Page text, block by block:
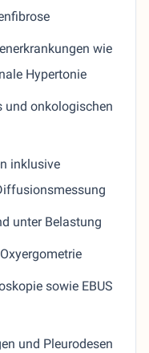
wie
Hypertonie
und onkologischen
inklusive
unter Belastung
sowie EBUS
und Pleurodesen